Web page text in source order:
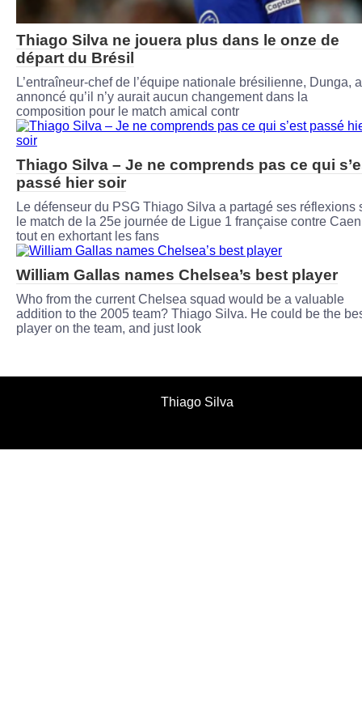
Thiago Silva ne jouera plus dans le onze de
départ du Brésil
L’entraîneur-chef de l’équipe nationale brésilienne, Dunga, a
annoncé qu’il n’y aurait aucun changement dans la
composition pour le match amical contr
Thiago Silva – Je ne comprends pas ce qui
passé hier soir
Le défenseur du PSG Thiago Silva a partagé ses réflexions
le match de la 25e journée de Ligue 1 française contre
tout en exhortant les fans
William Gallas names Chelsea’s best player
Who from the current Chelsea squad would be a valuable
addition to the 2005 team? Thiago Silva. He could be the
player on the team, and just look
Thiago Silva